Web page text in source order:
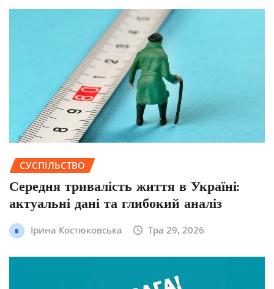
СУСПІЛЬСТВО
Середня тривалість життя в Україні:
актуальні дані та глибокий аналіз
Ірина Костюковська Тра 29, 2026